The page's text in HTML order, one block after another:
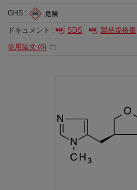
GHS :
ドキュメント : SDS 製品規格書
使用論文 (6)